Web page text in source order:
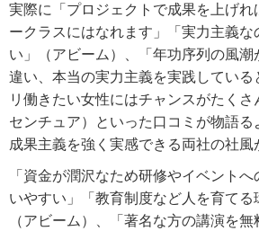
実際に「プロジェクトで成果を上げれ
ークラスにはなれます」「実力主義
い」（アビーム）、「年功序列の風
違い、本当の実力主義を実践してい
リ働きたい女性にはチャンスがたく
センチュア）といった口コミが物語る
成果主義を強く実感できる両社の社風
「資金が潤沢なため研修やイベント
いやすい」「教育制度など人を育てる
（アビーム）、「著名な方の講演を